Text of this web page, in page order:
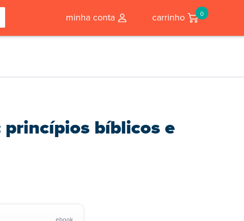
minha conta carrinho 0
princípios bíblicos e
ebook